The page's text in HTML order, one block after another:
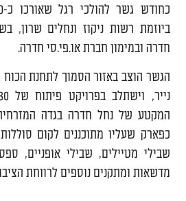
ביוזמת רשות ניקוז ונחלים שרון,
חדרה ובמימון חברת או.פי.סי חדרה.
הגשר הוצב באזור הסמוך לתחנת
המקטע של נחל חדרה בגדה
כפארק שעליו מתוכננים לקום
שבילי מטיילים, שבילי אופניים,
מדשאות ומתקנים נוספים לרווחת